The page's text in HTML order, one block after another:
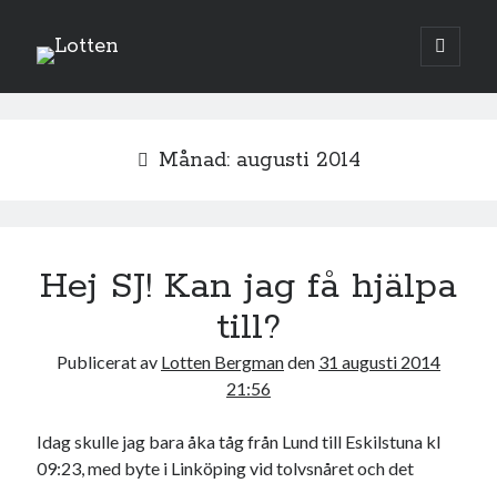
Lotten
öppna
primär
Sidopanel
T F L S
18 19 20 21 22 23 24
30 31
Sök
Månad: augusti 2014
Hej SJ! Kan jag få hjälpa
till?
Publicerat av Lotten Bergmanden 31 augusti 2014
21:56
Idag skulle jag bara åka tåg från Lund till Eskilstuna kl
09:23, med byte i Linköping vid tolvsnåret och det